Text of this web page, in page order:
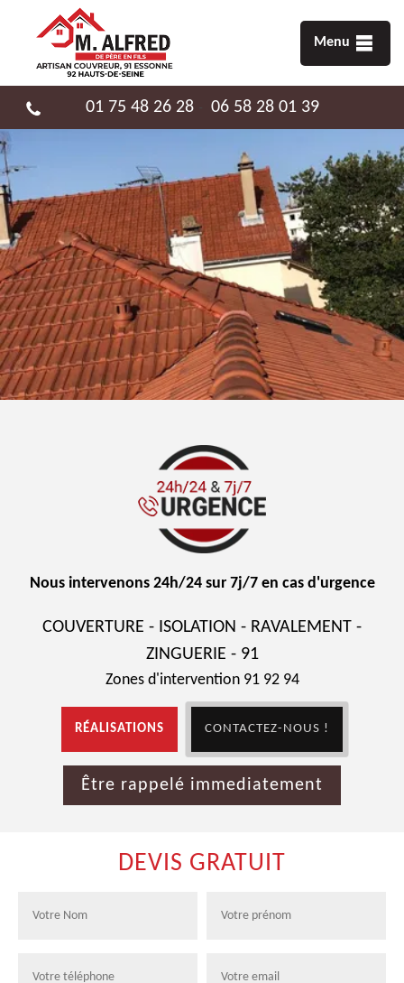
Menu
01 75 48 26 28 06 58 28 01 39
Nous intervenons 24h/24 sur 7j/7 en cas d'urgence
COUVERTURE - ISOLATION - RAVALEMENT -
ZINGUERIE - 91
Zones d'intervention 91 92 94
RÉALISATIONS CONTACTEZ-NOUS !
Être rappelé immediatement
DEVIS GRATUIT